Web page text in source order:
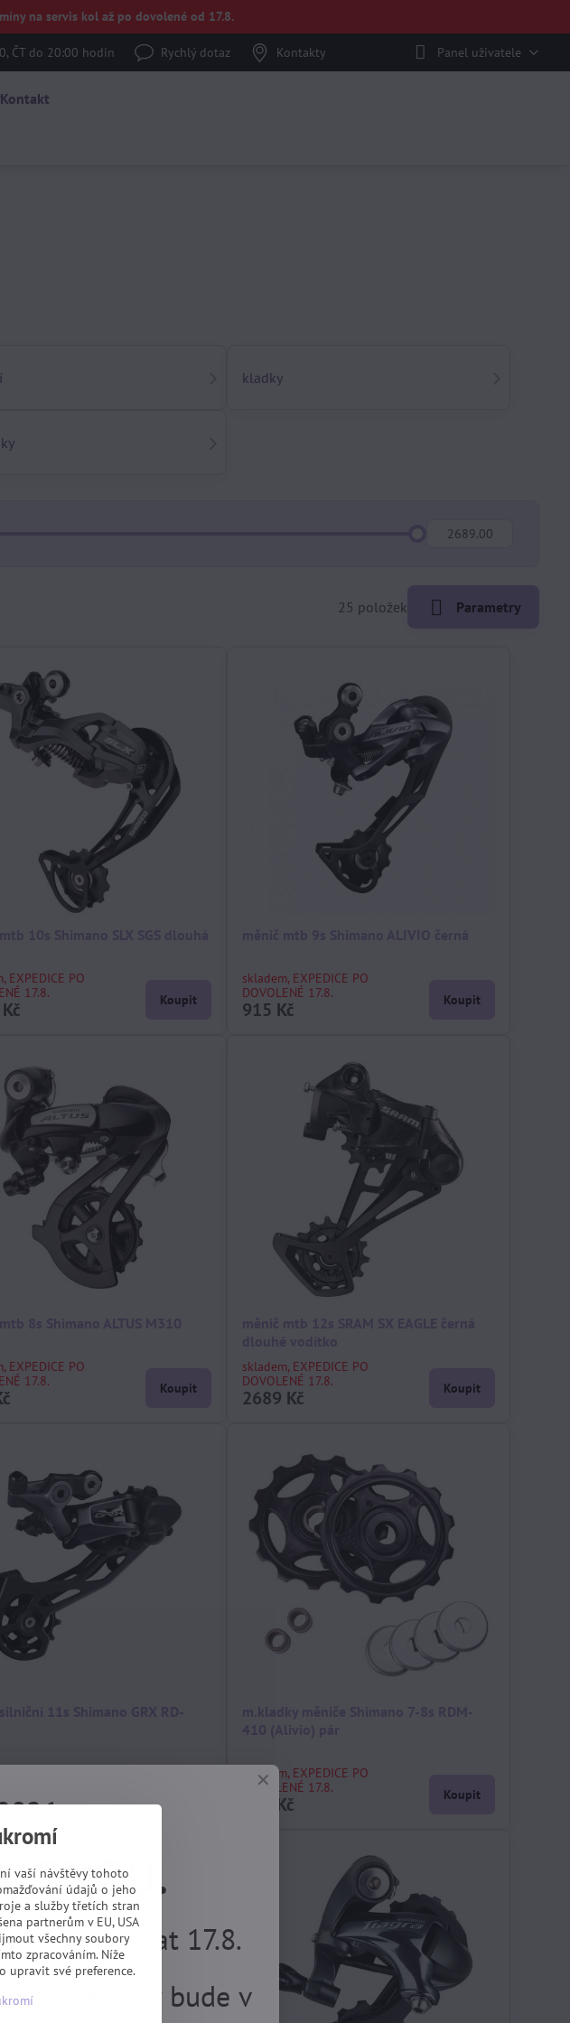
na servis kol až po dovolené od 17.8.
ČT do 20:00 hodin Rychlý dotaz Kontakty Panel uživatele
Kontakt
kladky
25 položek Parametry
EXPEDICE PO
17.8.
Koupit
skladem, EXPEDICE PO
DOVOLENÉ 17.8.
915 Kč Koupit
EXPEDICE PO
17.8.
Koupit
skladem, EXPEDICE PO
DOVOLENÉ 17.8.
2689 Kč Koupit
skladem, EXPEDICE PO
DOVOLENÉ 17.8.
209 Kč Koupit
vaší návštěvy tohoto
údajů o jeho
a služby třetích stran
partnerům v EU, USA
všechny soubory
zpracováním. Níže
upravit své preference.
vyřizovat 17.8.
zákazníky bude v